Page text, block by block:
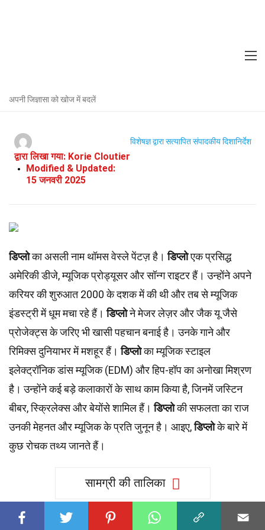
अपनी जिज्ञासा को खोज में बदलेंडिप्लो के बारे में 38 तथ्य
द्वारा लिखा गया: Korie Cloutier
Modified & Updated:
15 जनवरी 2025
विशेषज्ञ द्वारा सत्यापित संपादकीय दिशानिर्देश
डिप्लोका असली नाम थॉमस वेस्ले पेंटज़ है।डिप्लोएक प्रसिद्ध
अमेरिकी डीजे, म्यूजिक प्रोड्यूसर और सॉन्ग राइटर हैं। उन्होंने अपने
करियर की शुरुआत 2000 के दशक में की थी और तब से म्यूजिक
इंडस्ट्री में धूम मचा रहे हैं।डिप्लोने मेजर लेज़र और जैक यू जैसे
प्रोजेक्ट्स के जरिए भी खासी पहचान बनाई है। उनके गाने और
रिमिक्स दुनियाभर में मशहूर हैं।डिप्लोका म्यूजिक स्टाइल
इलेक्ट्रॉनिक डांस म्यूजिक (EDM) और हिप-हॉप का अनोखा मिश्रण
है। उन्होंने कई बड़े कलाकारों के साथ काम किया है, जिनमें जस्टिन
बीबर, स्क्रिलेक्स और बेयोंसे शामिल हैं।डिप्लोकी सफलता का राज
उनकी मेहनत और म्यूजिक के प्रति जुनून है। आइए,डिप्लोके बारे में
कुछ रोचक तथ्य जानते हैं।
सामग्री की तालिका